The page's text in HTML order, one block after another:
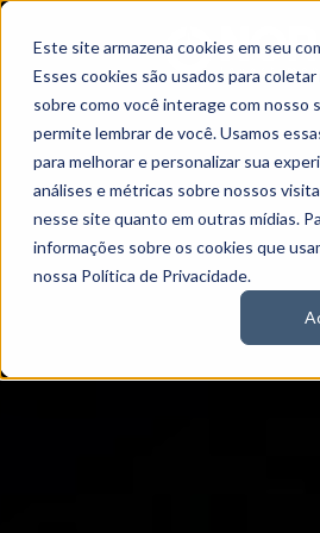
Este site armazena cookies em seu
Esses cookies são usados para
sobre como você interage com nosso
permite lembrar de você. Usamos
para melhorar e personalizar sua
análises e métricas sobre nossos
nesse site quanto em outras mídias.
informações sobre os cookies que
nossa Política de Privacidade.